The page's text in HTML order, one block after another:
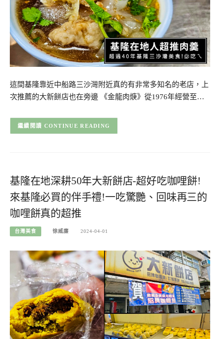
這間基隆靠近中船路三沙灣附近真的有非常多知名的老店，上
次推薦的大新餅店也在旁邊 《金龍肉焿》從1976年經營至…
CONTINUE READING
基隆在地深耕50年大新餅店-超好吃咖哩餅!
來基隆必買的伴手禮!一吃驚艷、回味再三的
咖哩餅真的超推
台灣美食 徐威廉 2024-04-01